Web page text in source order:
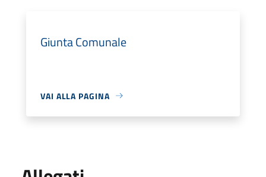
Giunta Comunale
VAI ALLA PAGINA